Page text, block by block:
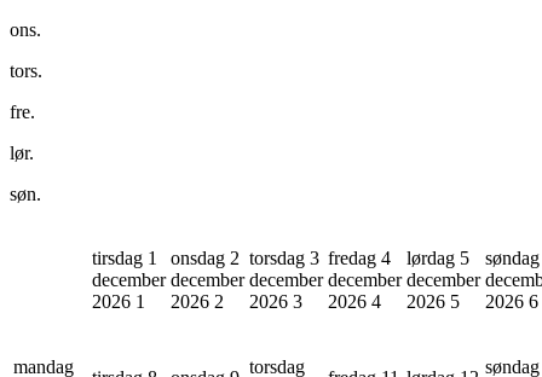
ons.
tors.
fre.
lør.
søn.
tirsdag 1
december
2026 1
onsdag 2
december
2026 2
torsdag 3
december
2026 3
fredag 4
december
2026 4
lørdag 5
december
2026 5
2026 6
mandag torsdag søndag